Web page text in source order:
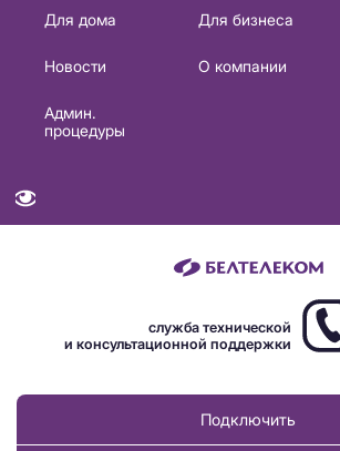
Основная
навигация
Для дома Для бизнеса
Новости
О компании
Админ.
процедуры
служба технической
и консультационной поддержки
Подключить